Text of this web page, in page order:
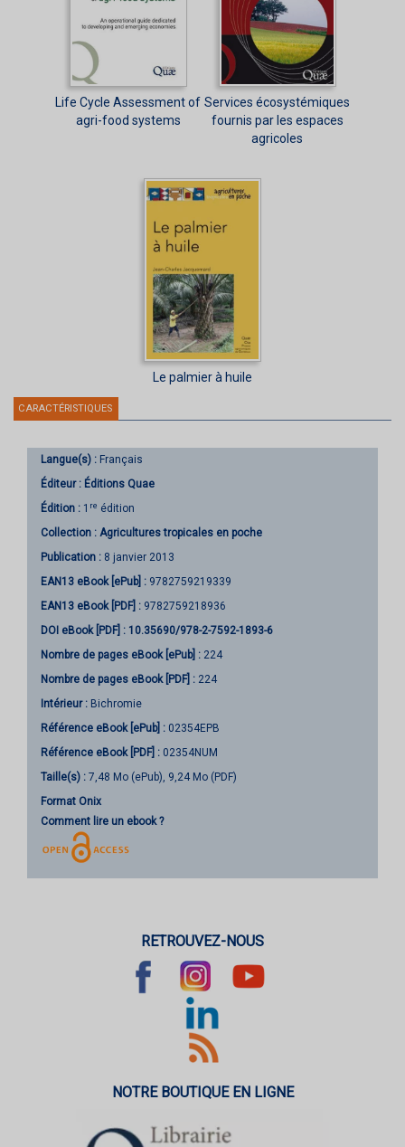
Life Cycle Assessment of
agri-food systems
Services écosystémiques
fournis par les espaces
agricoles
Le palmier à huile
CARACTÉRISTIQUES
Langue(s) : Français
Éditeur : Éditions Quae
Édition : 1 re édition
Collection : Agricultures tropicales en poche
Publication : 8 janvier 2013
EAN13 eBook [ePub] : 9782759219339
EAN13 eBook [PDF] : 9782759218936
DOI eBook [PDF] : 10.35690/978-2-7592-1893-6
Nombre de pages eBook [ePub] : 224
Nombre de pages eBook [PDF] : 224
Intérieur : Bichromie
Référence eBook [ePub] : 02354EPB
Référence eBook [PDF] : 02354NUM
Taille(s) : 7,48 Mo (ePub), 9,24 Mo (PDF)
Format Onix
Comment lire un ebook ?
RETROUVEZ-NOUS
NOTRE BOUTIQUE EN LIGNE